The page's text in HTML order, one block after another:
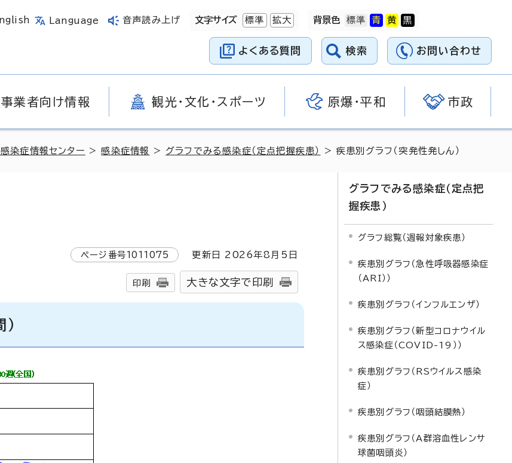
Language 音声読み上げ 文字サイズ 標準 拡大 背景色
よくある質問 検索 お問い合わせ
事業者向け情報 観光・文化・スポーツ 原爆・平和 市政
染症情報センター >感染症情報 > グラフでみる感染症（定点把握疾患） > 疾患別グラフ（突発性発しん）
ページ番号1011075 更新日 2026年8月5日
印刷 大きな文字で印刷
グラフでみる感染症（定点把
握疾患）
グラフ総覧（週報対象疾患）
疾患別グラフ（急性呼吸器感染症
（ARI））
疾患別グラフ（インフルエンザ）
疾患別グラフ（新型コロナウイル
ス感染症（COVID-19））
疾患別グラフ（RSウイルス感染
症）
疾患別グラフ（咽頭結膜熱）
疾患別グラフ（A群溶血性レンサ
球菌咽頭炎）